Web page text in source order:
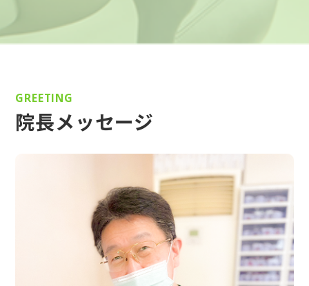
GREETING
院長メッセージ